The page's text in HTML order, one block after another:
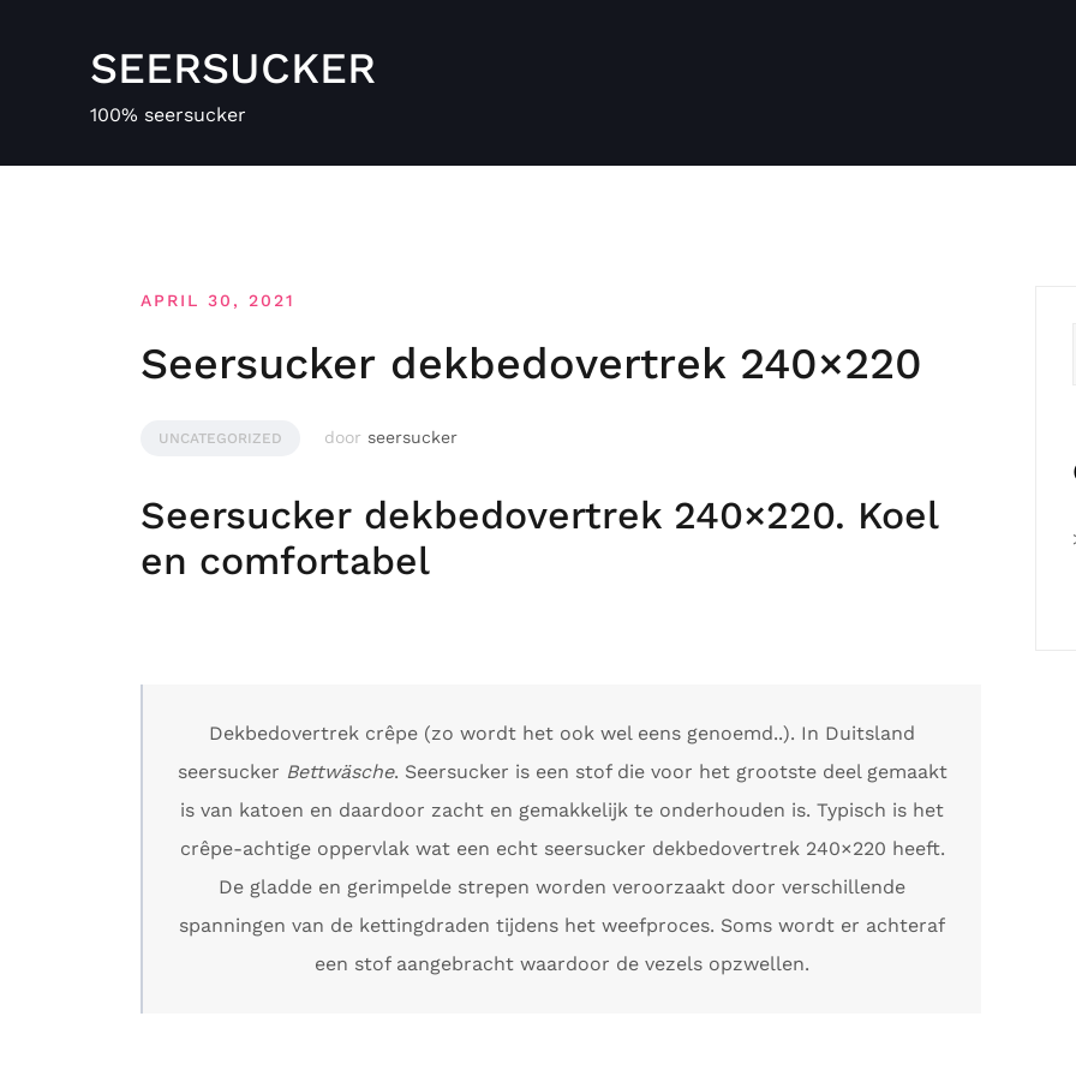
SEERSUCKER
100% seersucker
APRIL 30, 2021
Seersucker dekbedovertrek 240×220
UNCATEGORIZED door seersucker
Seersucker dekbedovertrek 240×220. Koel
en comfortabel
Dekbedovertrek crêpe (zo wordt het ook wel eens genoemd..). In Duitsland
seersucker Bettwäsche. Seersucker is een stof die voor het grootste deel gemaakt
is van katoen en daardoor zacht en gemakkelijk te onderhouden is. Typisch is het
crêpe-achtige oppervlak wat een echt seersucker dekbedovertrek 240×220 heeft.
De gladde en gerimpelde strepen worden veroorzaakt door verschillende
spanningen van de kettingdraden tijdens het weefproces. Soms wordt er achteraf
een stof aangebracht waardoor de vezels opzwellen.